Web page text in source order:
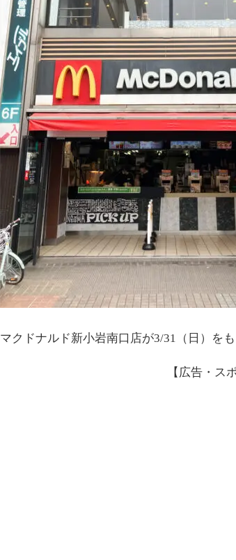
マクドナルド新小岩南口店が3/31（日）を
【広告・ス